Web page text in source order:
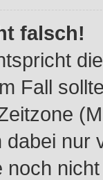
falsch!
Fall
dabei nur
noch